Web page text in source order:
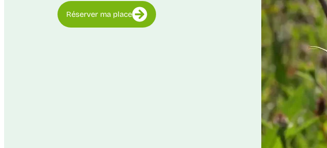
Réserver ma place